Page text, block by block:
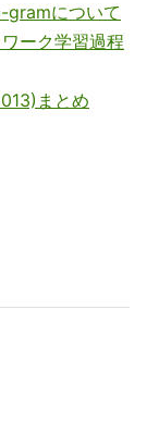
gramについて
ーク学習過程
まとめ